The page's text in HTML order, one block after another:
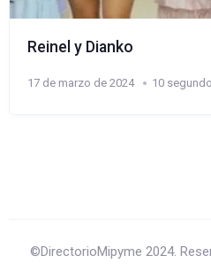
Reinel y Dianko
17 de marzo de 2024 10
©DirectorioMipyme 2024.